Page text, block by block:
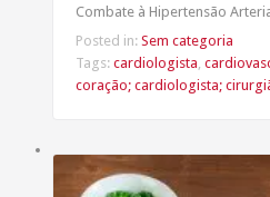
Combate à Hipertensão
Posted in: Sem categoria
Tags: cardiologista,
coração; cardiologista;